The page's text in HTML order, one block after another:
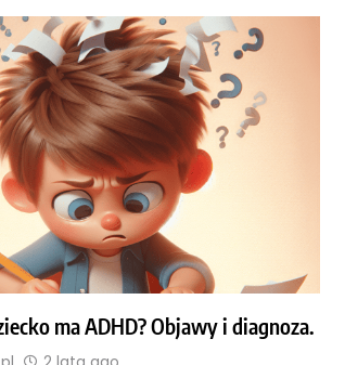
ma ADHD? Objawy i diagnoza.